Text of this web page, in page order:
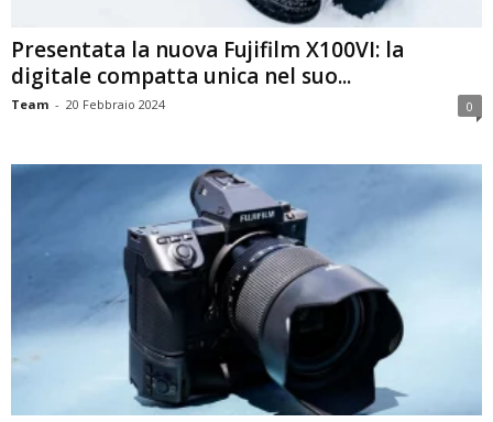
Presentata la nuova Fujifilm X100VI: la
digitale compatta unica nel suo...
Team - 20 Febbraio 2024 0